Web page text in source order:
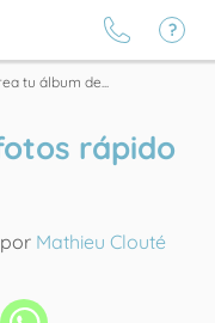
tu álbum de...
rápido
Mathieu Clouté